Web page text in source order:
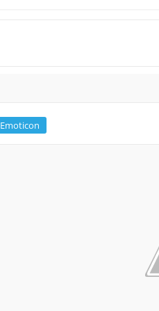
Emoticon